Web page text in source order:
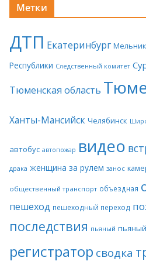
Метки
ДТП Екатеринбург
Республики Следственный комитет
Тюменская область
Ханты-Мансийск Челябинск
автобус автопожар видео
драка женщина за рулем занос
общественный транспорт объездная
пешеход пешеходный переход
последствия пьяный
регистратор сводка